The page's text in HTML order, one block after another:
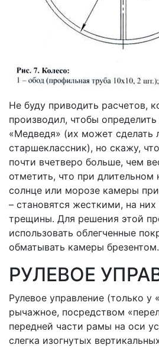
Не буду приводить расчетов,
производил, чтобы определить
«Медведя» (их может сделать
старшеклассник), но скажу,
почти вчетверо больше, чем
отметить, что при длительном
солнце или морозе камеры
– становятся жесткими, на них
трещины. Для решения этой
использовать облегченные
обматывать камеры брезентом.
РУЛЕВОЕ
Рулевое управление (только у
рычажное, посредством
передней части рамы на оси
слегка изогнутых